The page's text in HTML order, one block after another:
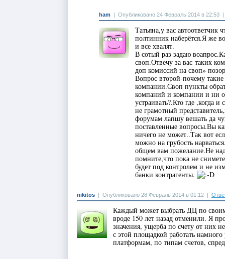
ham Опубликовано 24 Февраль 2014 в 22:53
Татьяна,у вас
полтинник наберётся.Я же
и все хвалят.
В сотый раз задаю
своп.Отвечу за вас-таких
доп комиссий на своп»
Вопрос второй-почему
компании.Своп пункты
компаний и компании и ни
устраивать?.Кто где ,когда
не грамотный
форумам лапшу вешать да
поставленные вопросы.Вы
ничего не может..Так вот
можно на грубость
общем вам пожелание.Не
помните,что пока не
будет под контролем и не
банки контрагенты.
nikitos Опубликовано 28 Февраль 2014 в 01:12
Каждый может выбрать ДЦ по своим
вроде 150 лет назад отменили. Я
значения, ущерба по счету от них
с этой площадкой работать
платформам, по типам счетов,